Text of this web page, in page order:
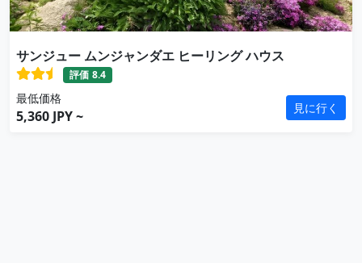
サンジュー ムンジャンダエ ヒーリング ハウス
評価 8.4
最低価格
5,360 JPY ~ 見に行く